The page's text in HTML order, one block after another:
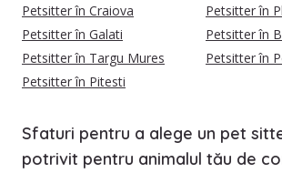
Petsitter în Craiova
Petsitter în
Petsitter în Galati
Petsitter în
Petsitter în Targu Mures
Petsitter în
Petsitter în Pitesti
Sfaturi pentru a alege un pet
potrivit pentru animalul tău de